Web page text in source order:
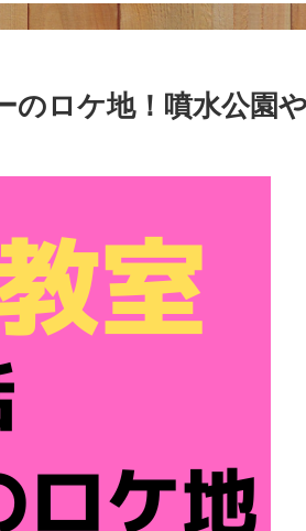
のロケ地！噴水公園